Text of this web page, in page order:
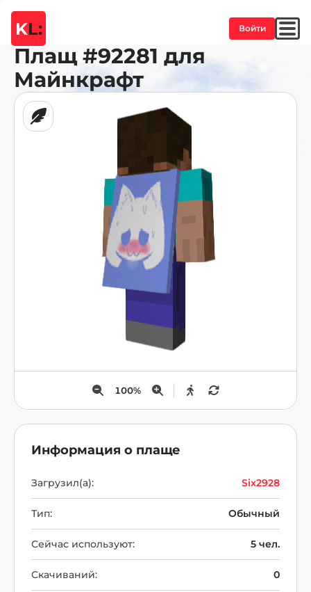
KL: Войти
Плащ #92281 для
Майнкрафт
100%
Информация о плаще
Загрузил(а): Six2928
Тип: Обычный
Сейчас используют: 5 чел.
Скачиваний: 0